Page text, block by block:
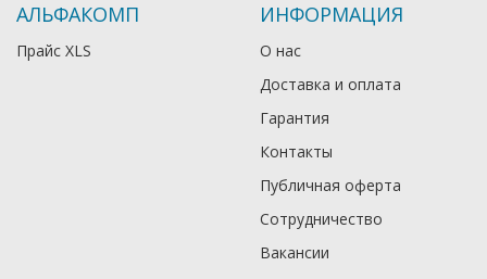
АЛЬФАКОМП
Прайс XLS
ИНФОРМАЦИЯ
О нас
Доставка и оплата
Гарантия
Контакты
Публичная оферта
Сотрудничество
Вакансии